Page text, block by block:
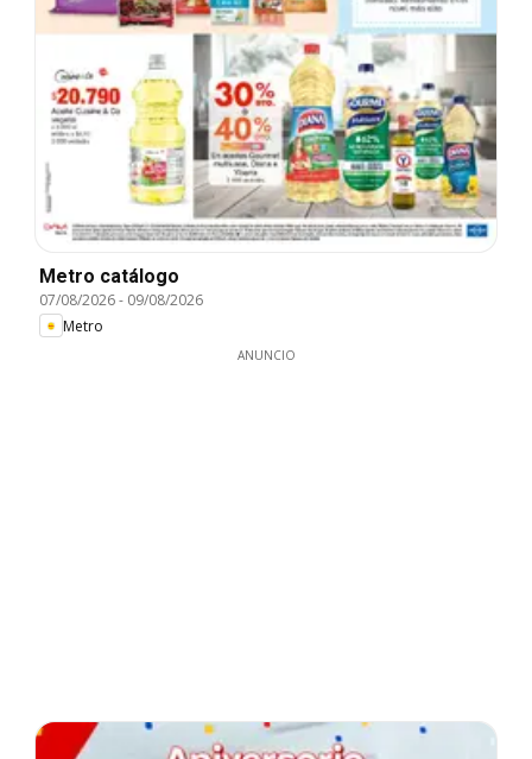
Metro catálogo
07/08/2026- 09/08/2026
Metro
ANUNCIO